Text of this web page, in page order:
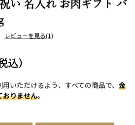
い 名入れ お肉ギフト バ
レビューを見る(1)
込)
いただけるよう、すべての商品で、 金
おりません。